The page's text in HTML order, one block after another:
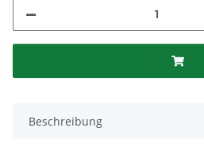
Beschreibung